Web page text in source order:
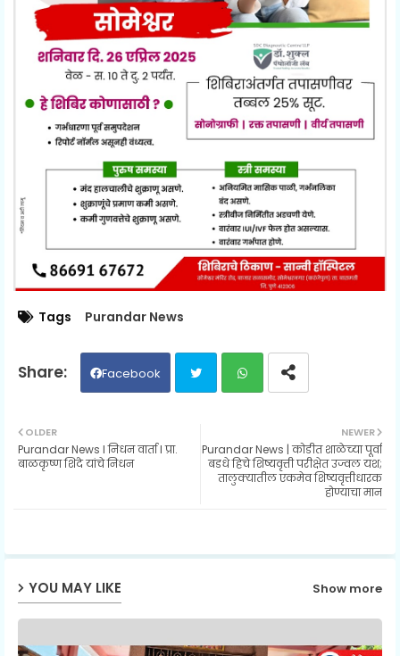
Tags Purandar News
Facebook
ter ats
NEWER
Purandar News | कोडीत शाळेच्या पूर्वा
बडधे हिचे शिष्यवृत्ती परीक्षेत उज्वल यश;
तालुक्यातील एकमेव शिष्यवृत्तीधारक
होण्याचा मान
OLDER
Purandar News l निधन वार्ता I प्रा.
बाळकृष्ण शिंदे यांचे निधन
YOU MAY LIKE Show more